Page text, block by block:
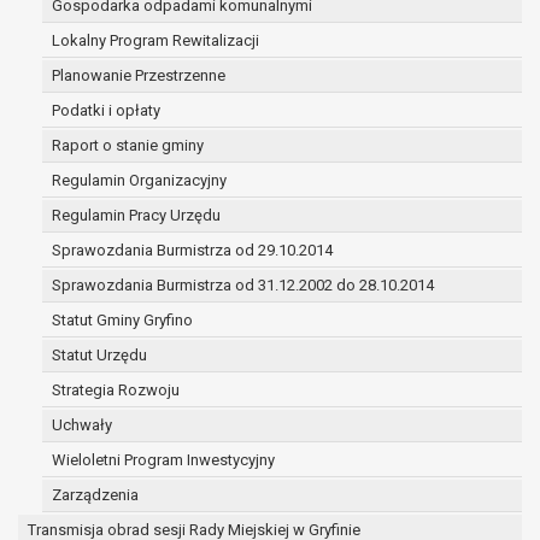
Gospodarka odpadami komunalnymi
Lokalny Program Rewitalizacji
Planowanie Przestrzenne
Podatki i opłaty
Raport o stanie gminy
Regulamin Organizacyjny
Regulamin Pracy Urzędu
Sprawozdania Burmistrza od 29.10.2014
Sprawozdania Burmistrza od 31.12.2002 do 28.10.2014
Statut Gminy Gryfino
Statut Urzędu
Strategia Rozwoju
Uchwały
Wieloletni Program Inwestycyjny
Zarządzenia
Transmisja obrad sesji Rady Miejskiej w Gryfinie
(merytorycznych), a także obowiązków i
zadań zleconych przez instytucje
nadrzędne wobec Gminy;
zawarcia i realizacji umów;
ochrony żywotnych interesów osoby, której
dane dotyczą, lub innej osoby fizycznej;
wykonania zadania realizowanego w
interesie publicznym lub w ramach
sprawowania władzy publicznej
powierzonej administratorowi;
w pozostałych przypadkach dane osobowe
przetwarzane są wyłącznie na podstawie
wcześniej udzielonej zgody w zakresie i celu
określonym w treści zgody.
W związku z przetwarzaniem danych w celu
wskazanym w pkt. 3, dane osobowe mogą być
udostępniane innym upoważnionym odbiorcom lub
kategoriom odbiorców danych osobowych.
Odbiorcami mogą być:
podmioty, które przetwarzają dane